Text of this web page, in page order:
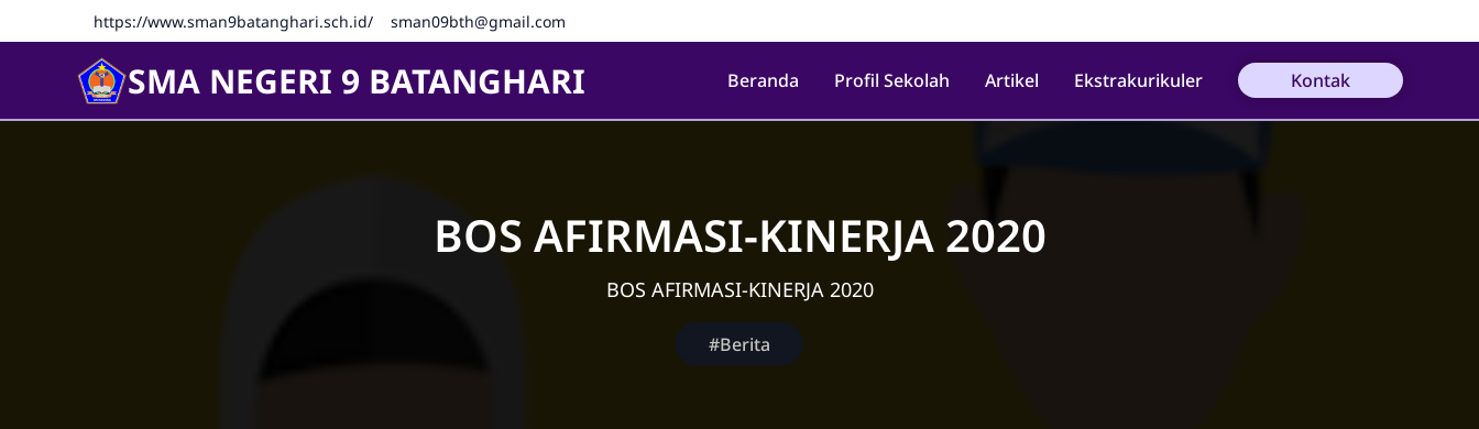
https://www.sman9batanghari.sch.id/ sman09bth@gmail.com
SMA NEGERI 9 BATANGHARI Beranda Profil Sekolah Artikel Ekstrakurikuler Kontak
BOS AFIRMASI-KINERJA 2020
BOS AFIRMASI-KINERJA 2020
#Berita